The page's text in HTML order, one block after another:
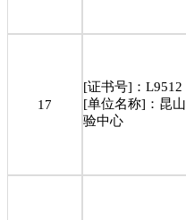
17
[证书号]：L9512
[单位名称]：昆
验中心